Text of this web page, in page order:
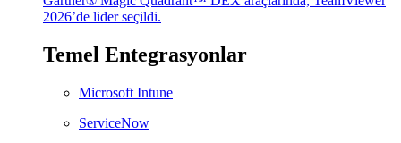
2026’de lider seçildi.
Temel Entegrasyonlar
Microsoft Intune
ServiceNow